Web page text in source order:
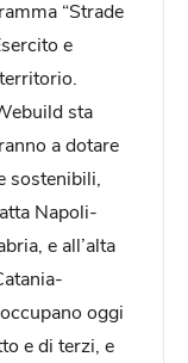
“Strade
e
sta
a dotare
sostenibili,
Napoli-
e all’alta
oggi
e di terzi, e